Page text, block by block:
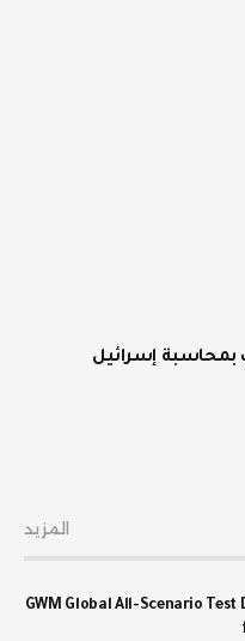
بمحاسبة إسرائيل
المزيد
GWM Global All-Scenario Test